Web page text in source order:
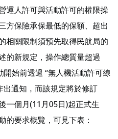
運人許可與活動許可的權限操
方保險承保最低的保額、超出
相關限制須預先取得民航局的
的新規定，操作總質量超過
始前透過 “無人機活動許可線
出通知，而該規定將於修訂
一個月(11月05日)起正式生
的要求概覽，可見下表：